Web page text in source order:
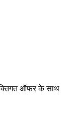
ऑफर के साथ